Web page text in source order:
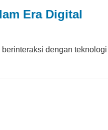
Era Digital
dengan